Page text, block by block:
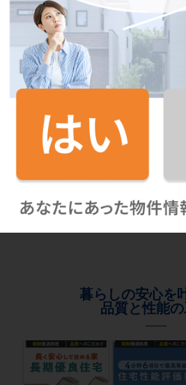
暮らしの安心を
品質と性能